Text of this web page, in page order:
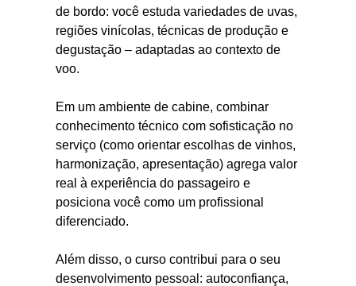
de bordo: você estuda variedades de uvas,
regiões vinícolas, técnicas de produção e
degustação – adaptadas ao contexto de
voo.
Em um ambiente de cabine, combinar
conhecimento técnico com sofisticação no
serviço (como orientar escolhas de vinhos,
harmonização, apresentação) agrega valor
real à experiência do passageiro e
posiciona você como um profissional
diferenciado.
Além disso, o curso contribui para o seu
desenvolvimento pessoal: autoconfiança,